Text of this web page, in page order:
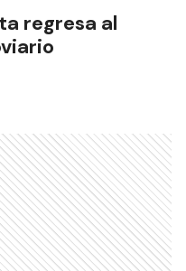
regresa al